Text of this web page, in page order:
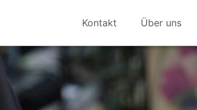
Kontakt Über uns